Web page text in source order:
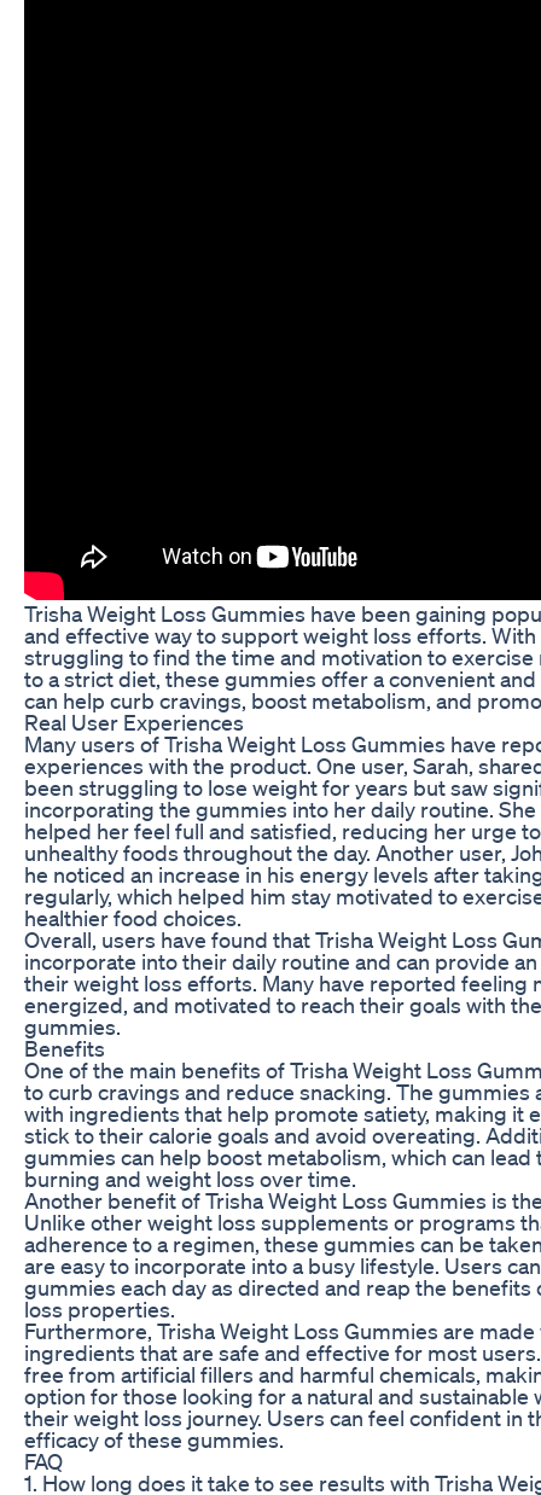
Trisha Weight Loss Gummies have been gaining
and effective way to support weight loss efforts.
struggling to find the time and motivation to
to a strict diet, these gummies offer a convenient
can help curb cravings, boost metabolism, and
Real User Experiences
Many users of Trisha Weight Loss Gummies have
experiences with the product. One user, Sarah,
been struggling to lose weight for years but saw
incorporating the gummies into her daily routine.
helped her feel full and satisfied, reducing her urge
unhealthy foods throughout the day. Another user,
he noticed an increase in his energy levels after
regularly, which helped him stay motivated to
healthier food choices.
Overall, users have found that Trisha Weight Loss
incorporate into their daily routine and can provide
their weight loss efforts. Many have reported feeling
energized, and motivated to reach their goals with
gummies.
Benefits
One of the main benefits of Trisha Weight Loss
to curb cravings and reduce snacking. The gummies
with ingredients that help promote satiety, making it
stick to their calorie goals and avoid overeating.
gummies can help boost metabolism, which can lead
burning and weight loss over time.
Another benefit of Trisha Weight Loss Gummies is
Unlike other weight loss supplements or programs
adherence to a regimen, these gummies can be
are easy to incorporate into a busy lifestyle. Users
gummies each day as directed and reap the benefits
loss properties.
Furthermore, Trisha Weight Loss Gummies are
ingredients that are safe and effective for most
free from artificial fillers and harmful chemicals,
option for those looking for a natural and sustainable
their weight loss journey. Users can feel confident in
efficacy of these gummies.
FAQ
1. How long does it take to see results with Trisha